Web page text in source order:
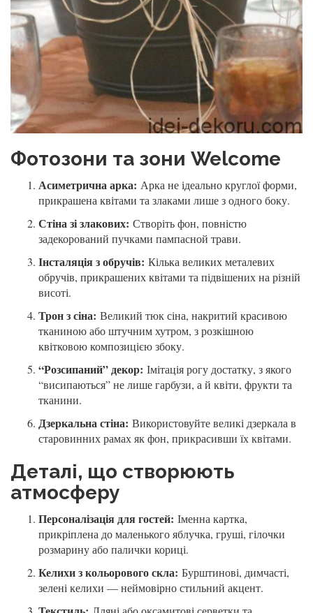
Фотозони та зони Welcome
Асиметрична арка: Арка не ідеально круглої форми,
прикрашена квітами та злаками лише з одного боку.
Стіна зі злакових: Створіть фон, повністю
задекорований пучками пампасной трави.
Інсталяція з обручів: Кілька великих металевих
обручів, прикрашених квітами та підвішених на різній
висоті.
Трон з сіна: Великий тюк сіна, накритий красивою
тканиною або штучним хутром, з розкішною
квітковою композицією збоку.
“Розсипаний” декор: Імітація рогу достатку, з якого
“висипаються” не лише гарбузи, а й квіти, фрукти та
тканини.
Дзеркальна стіна: Використовуйте великі дзеркала в
старовинних рамах як фон, прикрасивши їх квітами.
Деталі, що створюють
атмосферу
Персоналізація для гостей: Іменна картка,
прикріплена до маленького яблучка, груші, гілочки
розмарину або палички кориці.
Келихи з кольорового скла: Бурштинові, димчасті,
зелені келихи — неймовірно стильний акцент.